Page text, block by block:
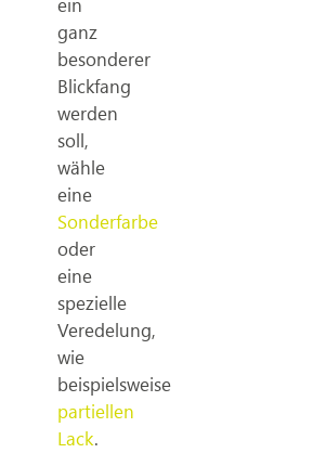
ein
ganz
besonderer
Blickfang
werden
soll,
wähle
eine
Sonderfarbe
oder
eine
spezielle
Veredelung,
wie
beispielsweise
partiellen
Lack.